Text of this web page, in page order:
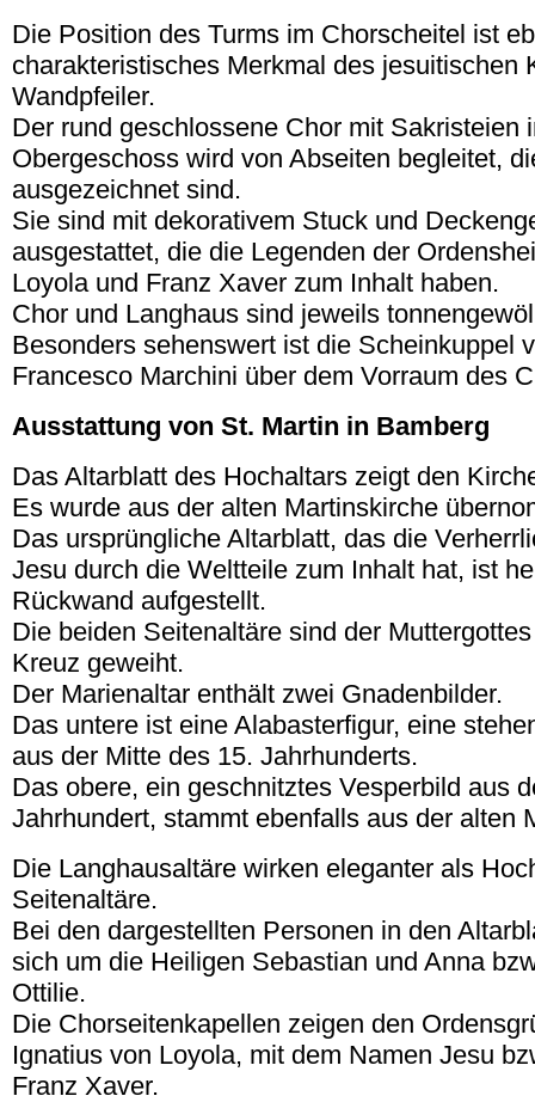
Die Position des Turms im Chorscheitel ist
charakteristisches Merkmal des jesuitischen
Wandpfeiler.
Der rund geschlossene Chor mit Sakristeien
Obergeschoss wird von Abseiten begleitet,
ausgezeichnet sind.
Sie sind mit dekorativem Stuck und
ausgestattet, die die Legenden der
Loyola und Franz Xaver zum Inhalt haben.
Chor und Langhaus sind jeweils
Besonders sehenswert ist die Scheinkuppel
Francesco Marchini über dem Vorraum des
Ausstattung von St. Martin in Bamberg
Das Altarblatt des Hochaltars zeigt den
Es wurde aus der alten Martinskirche
Das ursprüngliche Altarblatt, das die
Jesu durch die Weltteile zum Inhalt hat, ist
Rückwand aufgestellt.
Die beiden Seitenaltäre sind der
Kreuz geweiht.
Der Marienaltar enthält zwei Gnadenbilder.
Das untere ist eine Alabasterfigur, eine
aus der Mitte des 15. Jahrhunderts.
Das obere, ein geschnitztes Vesperbild aus
Jahrhundert, stammt ebenfalls aus der alten
Die Langhausaltäre wirken eleganter als
Seitenaltäre.
Bei den dargestellten Personen in den
sich um die Heiligen Sebastian und Anna
Ottilie.
Die Chorseitenkapellen zeigen den
Ignatius von Loyola, mit dem Namen Jesu
Franz Xaver.